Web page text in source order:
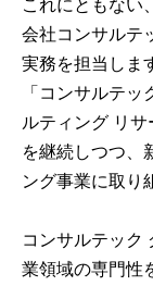
これにともない
会社コンサルテ
実務を担当しま
「コンサルテ
ルティング リ
を継続しつつ、
ング事業に取り
コンサルテック
業領域の専門性